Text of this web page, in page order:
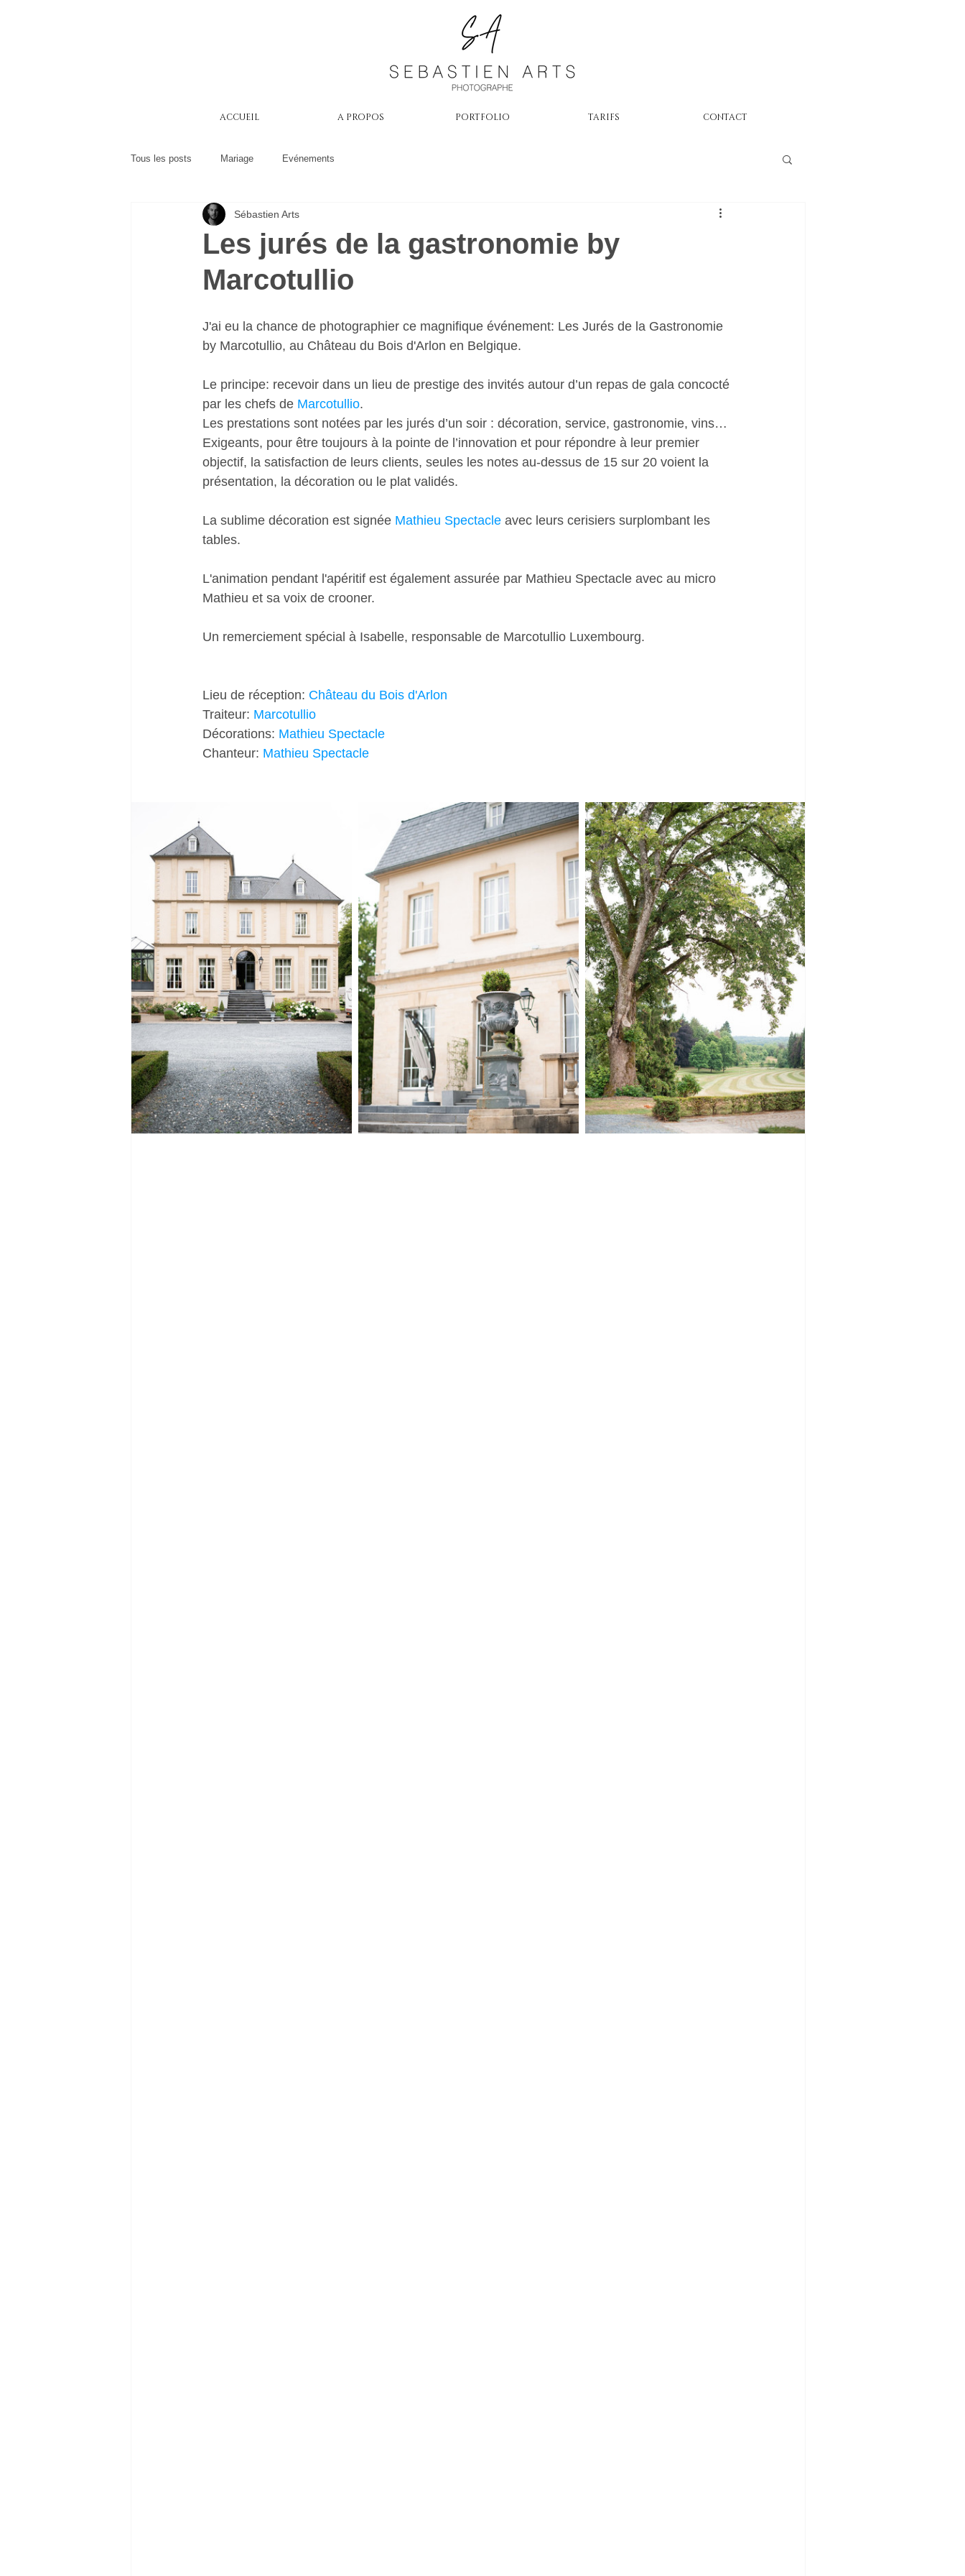
ACCUEIL A PROPOS PORTFOLIO TARIFS CONTACT
Tous les posts Mariage Evénements
Les jurés de la gastronomie by
Marcotullio
Sébastien Arts
J'ai eu la chance de photographier ce magnifique événement: Les Jurés de la Gastronomie
by Marcotullio, au Château du Bois d'Arlon en Belgique.
Le principe: recevoir dans un lieu de prestige des invités autour d’un repas de gala concocté
par les chefs de Marcotullio.
Les prestations sont notées par les jurés d’un soir : décoration, service, gastronomie, vins…
Exigeants, pour être toujours à la pointe de l’innovation et pour répondre à leur premier
objectif, la satisfaction de leurs clients, seules les notes au-dessus de 15 sur 20 voient la
présentation, la décoration ou le plat validés.
La sublime décoration est signée Mathieu Spectacle avec leurs cerisiers surplombant les
tables.
L'animation pendant l'apéritif est également assurée par Mathieu Spectacle avec au micro
Mathieu et sa voix de crooner.
Un remerciement spécial à Isabelle, responsable de Marcotullio Luxembourg.
Lieu de réception: Château du Bois d'Arlon
Traiteur: Marcotullio
Décorations: Mathieu Spectacle
Chanteur: Mathieu Spectacle